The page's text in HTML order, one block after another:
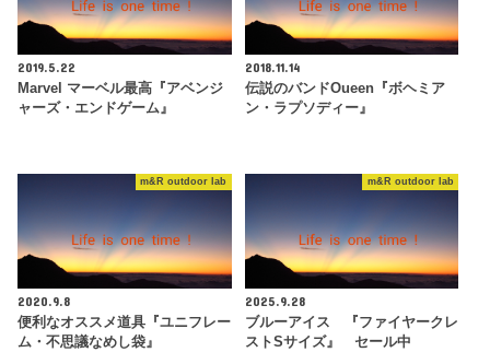
2019.5.22
Marvel マーベル最高『アベンジ
ャーズ・エンドゲーム』
2018.11.14
伝説のバンドOueen『ボヘミア
ン・ラプソディー』
m&R outdoor lab
2020.9.8
便利なオススメ道具『ユニフレー
ム・不思議なめし袋』
m&R outdoor lab
2025.9.28
ブルーアイス 『ファイヤークレ
ストSサイズ』 セール中